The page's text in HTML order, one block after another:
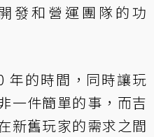
發和營運團隊的功
年的時間，同時讓玩
一件簡單的事，而吉
新舊玩家的需求之間